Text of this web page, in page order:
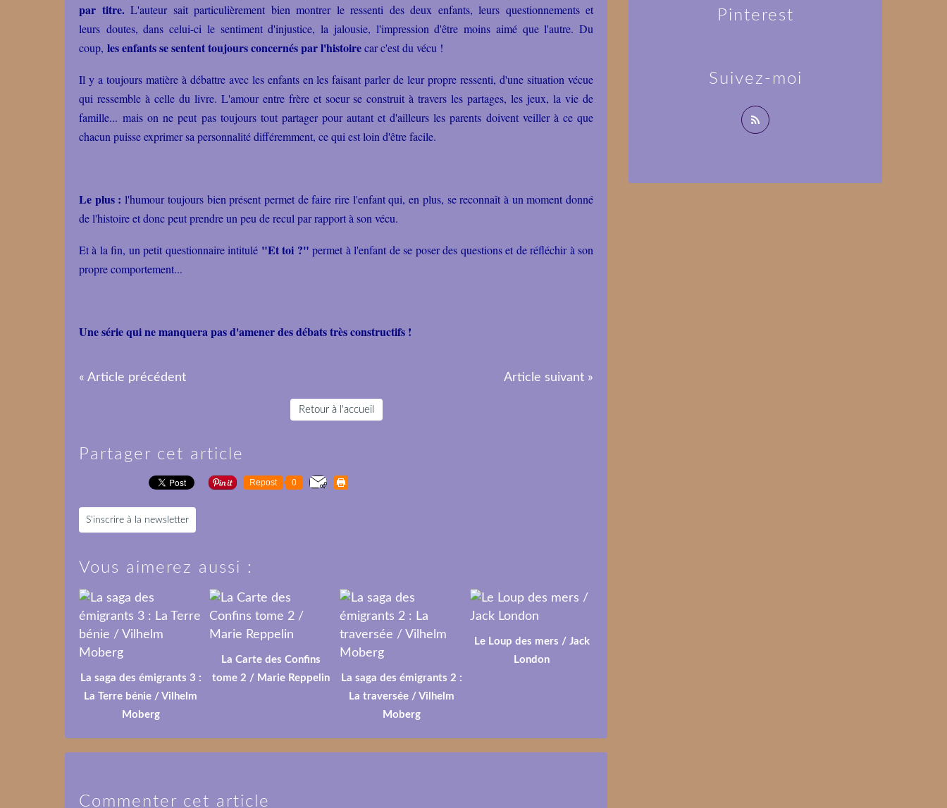
par titre. L'auteur sait particulièrement bien montrer le ressenti des deux enfants, leurs questionnements et
leurs doutes, dans celui-ci le sentiment d'injustice, la jalousie, l'impression d'être moins aimé que l'autre. Du
coup, les enfants se sentent toujours concernés par l'histoirecar c'est du vécu !
Il y a toujours matière à débattre avec les enfants en les faisant parler de leur propre ressenti, d'une situation vécue
qui ressemble à celle du livre. L'amour entre frère et soeur se construit à travers les partages, les jeux, la vie de
famille... mais on ne peut pas toujours tout partager pour autant et d'ailleurs les parents doivent veiller à ce que
chacun puisse exprimer sa personnalité différemment, ce qui est loin d'être facile.
Le plus :l'humour toujours bien présent permet de faire rire l'enfant qui, en plus, se reconnaît à un moment donné
de l'histoire et donc peut prendre un peu de recul par rapport à son vécu.
Et à la fin, un petit questionnaire intitulé "Et toi ?" permet à l'enfant de se poser des questions et de réfléchir à son
propre comportement...
Une série qui ne manquera pas d'amener des débats très constructifs !
« Article précédent Article suivant »
Retour à l'accueil
Partager cet article
Repost 0
S'inscrire à la newsletter
Vous aimerez aussi :
La saga des émigrants 3 :
La Terre bénie / Vilhelm
Moberg
La Carte des Confins
tome 2 / Marie Reppelin
La saga des émigrants 2 :
La traversée / Vilhelm
Moberg
Le Loup des mers / Jack
London
Commenter cet article
Suivez-moi
Pinterest